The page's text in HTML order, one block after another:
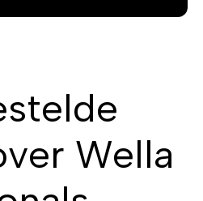
Wella